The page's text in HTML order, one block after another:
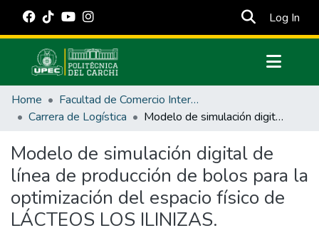
Log In
Communities & Collections
All of DSpace
Estadísticas Externas
Manuales
Home
Facultad de Comercio Internacional, Integración, Administración y Economía Empresarial
Carrera de Logística
Modelo de simulación digital de línea de producción de bolos para la optimización del espacio físico de LÁCTEOS LOS ILINIZAS.
Modelo de simulación digital de
línea de producción de bolos para la
optimización del espacio físico de
LÁCTEOS LOS ILINIZAS.